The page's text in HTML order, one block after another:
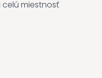
miestnosť